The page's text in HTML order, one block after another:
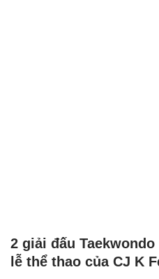
2 giải đấu
lễ thể thao của CJ K